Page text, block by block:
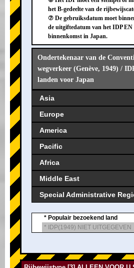
het B-gedeelte van de
⑦ De gebruiksdatum moet
de uitgiftedatum van het IDP
binnenkomst in Japan.
Ondertekenaar van de
wegverkeer (Genève, 1949) /
landen voor Japan
Asia
Europe
America
Pacific
Africa
Middle East
Special Administrative
* Populair bezoekend land
* IDP(1949) NIET UITGEGEVEN